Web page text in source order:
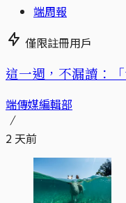
端周報
僅限註冊用戶
這一週，不漏讀：
端傳媒編輯部
2 天前